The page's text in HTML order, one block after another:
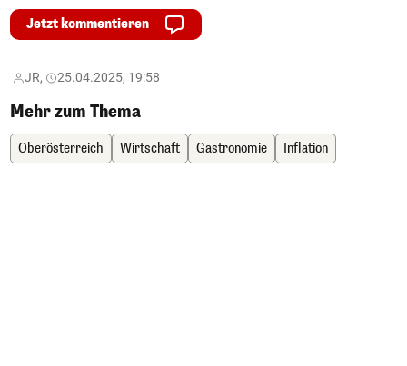
Jetzt kommentieren
JR, 25.04.2025, 19:58
Mehr zum Thema
Oberösterreich Wirtschaft Gastronomie Inflation